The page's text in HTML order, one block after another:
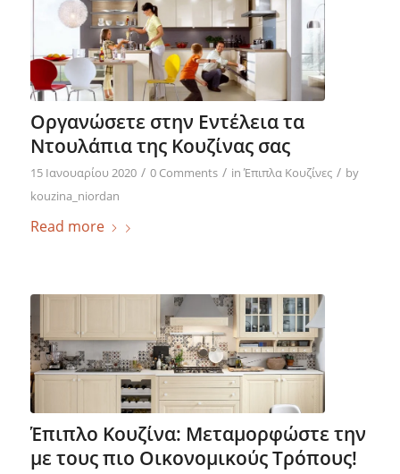
Οργανώσετε στην Εντέλεια τα
Ντουλάπια της Κουζίνας σας
15 Ιανουαρίου 2020 / 0 Comments / in Έπιπλα Κουζίνες / by
kouzina_niordan
Read more
Έπιπλο Κουζίνα: Μεταμορφώστε την
με τους πιο Οικονομικούς Τρόπους!